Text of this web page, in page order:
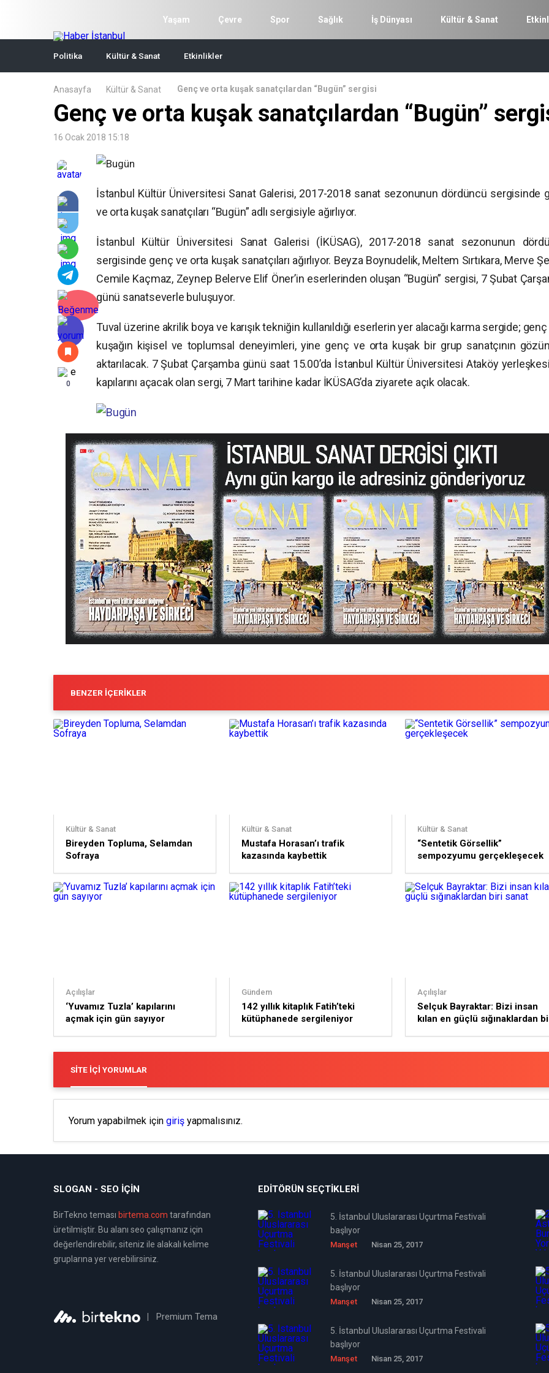
Yaşam Çevre Spor Sağlık İş Dünyası Kültür & Sanat
Politika Kültür & Sanat Etkinlikler
Anasayfa Kültür & Sanat Genç ve orta kuşak sanatçılardan “Bugün” sergisi
Genç ve orta kuşak sanatçılardan “Bugün”
16 Ocak 2018 15:18
0
İstanbul Kültür Üniversitesi Sanat Galerisi, 2017-2018 sanat sezonunun dördüncü sergisinde
ve orta kuşak sanatçıları “Bugün” adlı sergisiyle ağırlıyor.
İstanbul Kültür Üniversitesi Sanat Galerisi (İKÜSAG), 2017-2018 sanat sezonunun
sergisinde genç ve orta kuşak sanatçıları ağırlıyor. Beyza Boynudelik, Meltem Sırtıkara, Merve
Cemile Kaçmaz, Zeynep Belerve Elif Öner’in eserlerinden oluşan “Bugün” sergisi, 7 Şubat
günü sanatseverle buluşuyor.
Tuval üzerine akrilik boya ve karışık tekniğin kullanıldığı eserlerin yer alacağı karma sergide;
kuşağın kişisel ve toplumsal deneyimleri, yine genç ve orta kuşak bir grup sanatçının
aktarılacak. 7 Şubat Çarşamba günü saat 15.00’da İstanbul Kültür Üniversitesi Ataköy
kapılarını açacak olan sergi, 7 Mart tarihine kadar İKÜSAG’da ziyarete açık olacak.
BENZER İÇERIKLER
Kültür & Sanat
Bireyden Topluma, Selamdan
Sofraya
Kültür & Sanat
Mustafa Horasan’ı trafik
kazasında kaybettik
Kültür & Sanat
“Sentetik Görsellik”
sempozyumu gerçekleşecek
Açılışlar
‘Yuvamız Tuzla’ kapılarını
açmak için gün sayıyor
Gündem
142 yıllık kitaplık Fatih’teki
kütüphanede sergileniyor
Açılışlar
Selçuk Bayraktar: Bizi insan
kılan en güçlü sığınaklardan
SITE İÇI YORUMLAR
Yorum yapabilmek için giriş yapmalısınız.
SLOGAN - SEO İÇIN
BirTekno teması birtema.com tarafından
üretilmiştir. Bu alanı seo çalışmanız için
değerlendirebilir, siteniz ile alakalı kelime
gruplarına yer verebilirsiniz.
| Premium Tema
EDITÖRÜN SEÇTIKLERI
5. İstanbul Uluslararası Uçurtma Festivali
başlıyor
Manşet Nisan 25, 2017
5. İstanbul Uluslararası Uçurtma Festivali
başlıyor
Manşet Nisan 25, 2017
5. İstanbul Uluslararası Uçurtma Festivali
başlıyor
Manşet Nisan 25, 2017